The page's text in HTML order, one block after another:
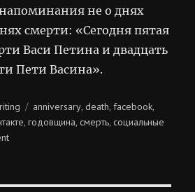
не о днях
смерти: «Сегодня пятая
Васи Петина и двадцать
Пети Васина».
Tags
anniversary,death,facebook,
,годовщина,смерть,социальные
on